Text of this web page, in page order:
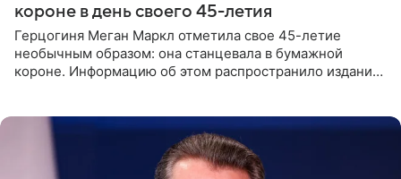
короне в день своего 45-летия
Герцогиня Меган Маркл отметила свое 45-летие
необычным образом: она станцевала в бумажной
короне. Информацию об этом распространило издание